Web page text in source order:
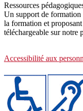
Ressources
Un support de formation
la formation et
téléchargeable sur notre
Accessibilité aux